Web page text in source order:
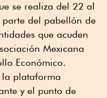
se realiza del 22 al
del pabellón de
que acuden
Mexicana
Económico.
la plataforma
y el punto de